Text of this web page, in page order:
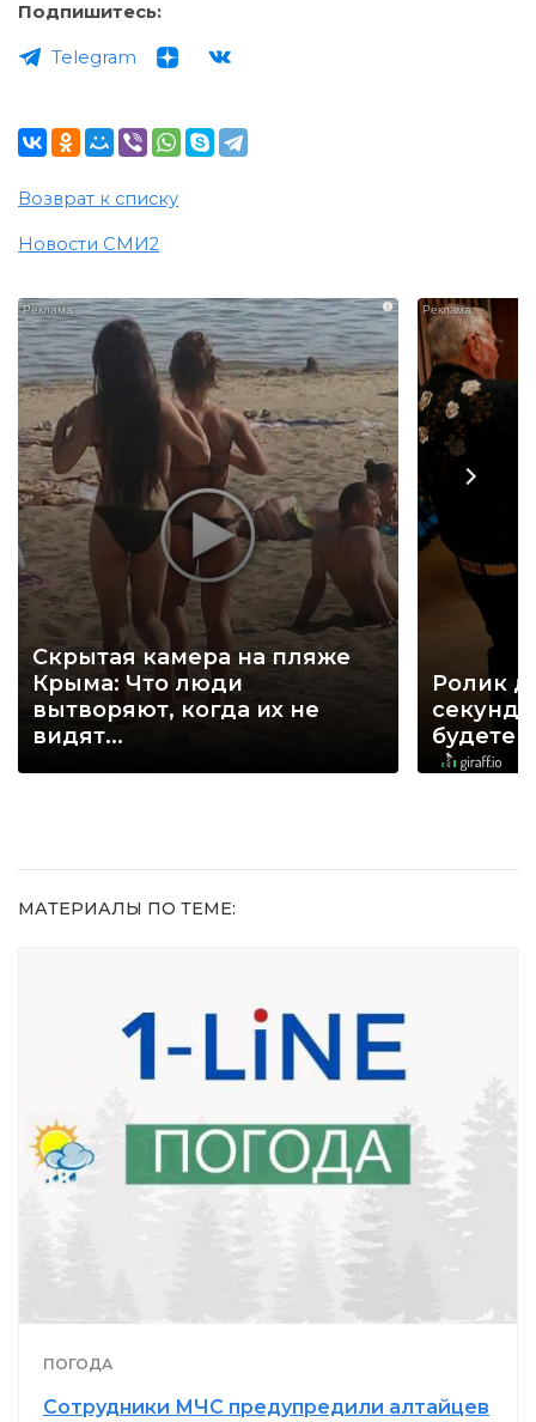
Подпишитесь:
Telegram
Возврат к списку
Новости СМИ2
i
Скрытая камера на пляже
Крыма: Что люди
вытворяют, когда их не
видят...
Ролик
секунд,
будете
МАТЕРИАЛЫ ПО ТЕМЕ:
ПОГОДА
Сотрудники МЧС предупредили алтайцев